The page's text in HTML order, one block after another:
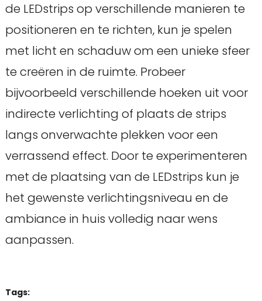
de LEDstrips op verschillende manieren te
positioneren en te richten, kun je spelen
met licht en schaduw om een unieke sfeer
te creëren in de ruimte. Probeer
bijvoorbeeld verschillende hoeken uit voor
indirecte verlichting of plaats de strips
langs onverwachte plekken voor een
verrassend effect. Door te experimenteren
met de plaatsing van de LEDstrips kun je
het gewenste verlichtingsniveau en de
ambiance in huis volledig naar wens
aanpassen.
Tags: